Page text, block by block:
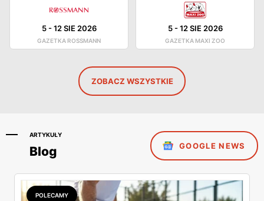
5-12 SIE 2026
GAZETKA ROSSMANN
5-12 SIE 2026
GAZETKA MAXI ZOO
ZOBACZ WSZYSTKIE
ARTYKUŁY
Blog GOOGLE NEWS
POLECAMY